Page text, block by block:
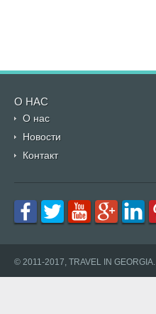
О НАС
О нас
Новости
Контакт
© 2011-2017, TRAVEL IN GEORGIA.